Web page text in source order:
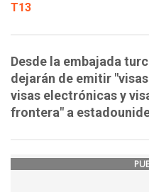
T13
Desde la embajada
dejarán de emitir
visas electrónicas y
frontera" a